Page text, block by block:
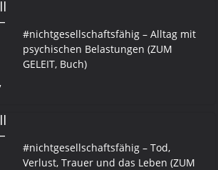
#nichtgesellschaftsfähig – Alltag mit
psychischen Belastungen (ZUM
GELEIT, Buch)
#nichtgesellschaftsfähig – Tod,
Verlust, Trauer und das Leben (ZUM